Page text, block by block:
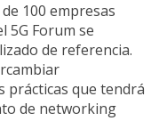
100 empresas
5G Forum se
de referencia.
prácticas que tendrá
de networking